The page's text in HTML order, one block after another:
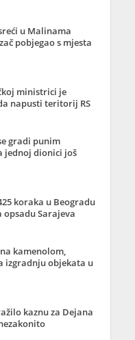
u Malinama
pobjegao s mjesta
ministrici je
napusti teritorij RS
gradi punim
jednoj dionici još
koraka u Beogradu
opsadu Sarajeva
kamenolom,
izgradnju objekata u
kaznu za Dejana